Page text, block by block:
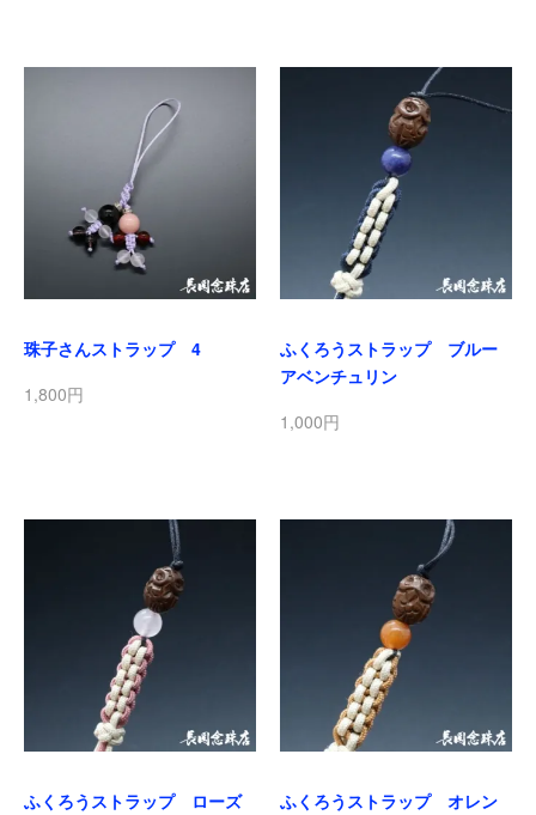
珠子さんストラップ 4
1,800円
ふくろうストラップ ブルー
アベンチュリン
1,000円
ふくろうストラップ ローズ
ふくろうストラップ オレン